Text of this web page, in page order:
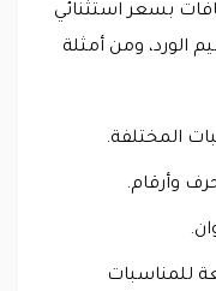
بسعر استثنائي
خصم 2026 من نسيم الورد، ومن أمثلة
المختلفة.
وأرقام.
للمناسبات